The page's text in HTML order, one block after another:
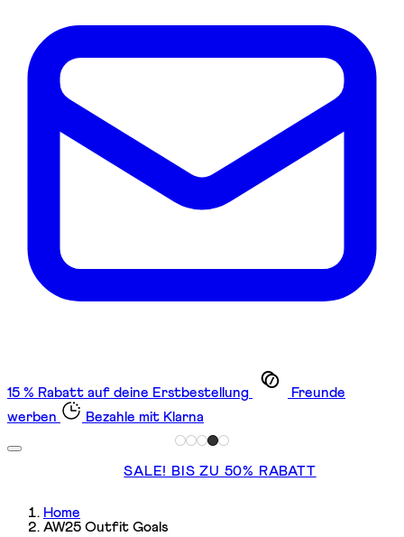
15 % Rabatt auf deine Erstbestellung
Freunde
werben
Bezahle mit Klarna
SALE! BIS ZU 50% RABATT
Home
AW25 Outfit Goals